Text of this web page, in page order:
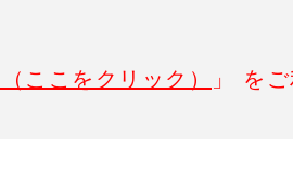
ここをクリック）
」 を